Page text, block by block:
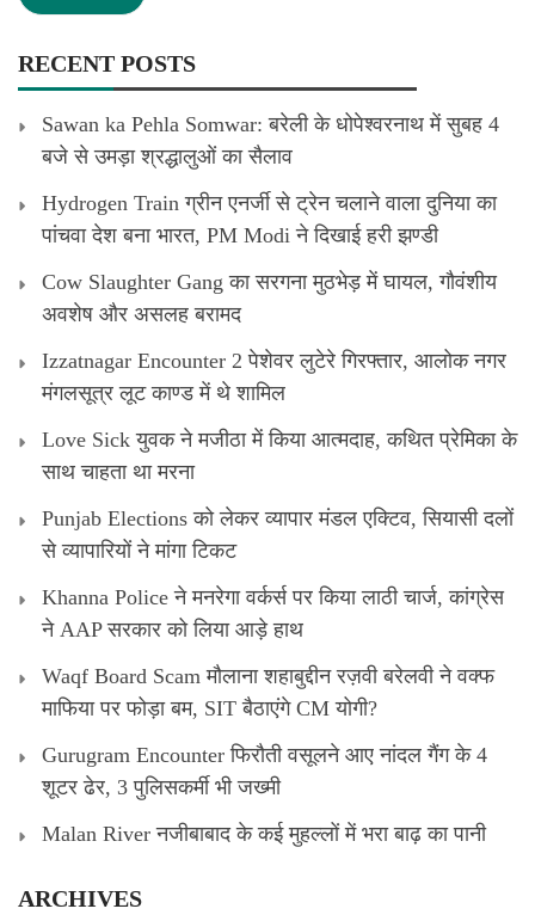
RECENT POSTS
Sawan ka Pehla Somwar: बरेली के धोपेश्वरनाथ में सुबह 4
बजे से उमड़ा श्रद्धालुओं का सैलाव
Hydrogen Train ग्रीन एनर्जी से ट्रेन चलाने वाला दुनिया का
पांचवा देश बना भारत, PM Modi ने दिखाई हरी झण्डी
Cow Slaughter Gang का सरगना मुठभेड़ में घायल, गौवंशीय
अवशेष और असलह बरामद
Izzatnagar Encounter 2 पेशेवर लुटेरे गिरफ्तार, आलोक नगर
मंगलसूत्र लूट काण्‍ड में थे शामिल
Love Sick युवक ने मजीठा में किया आत्मदाह, कथित प्रेमिका के
साथ चाहता था मरना
Punjab Elections को लेकर व्यापार मंडल एक्टिव, सियासी दलों
से व्यापारियों ने मांगा टिकट
Khanna Police ने मनरेगा वर्कर्स पर किया लाठी चार्ज, कांग्रेस
ने AAP सरकार को लिया आड़े हाथ
Waqf Board Scam मौलाना शहाबुद्दीन रज़वी बरेलवी ने वक्फ
माफिया पर फोड़ा बम, SIT बैठाएंगे CM योगी?
Gurugram Encounter फिरौती वसूलने आए नांदल गैंग के 4
शूटर ढेर, 3 पुलिसकर्मी भी जख्मी
Malan River नजीबाबाद के कई मुहल्लों में भरा बाढ़ का पानी
ARCHIVES